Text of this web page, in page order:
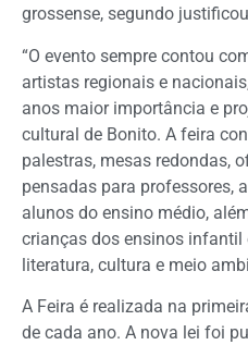
grossense, segundo
“O evento sempre contou
artistas regionais e
anos maior importância e
cultural de Bonito. A feira
palestras, mesas redondas,
pensadas para professores,
alunos do ensino médio,
crianças dos ensinos
literatura, cultura e meio
A Feira é realizada na
de cada ano. A nova lei foi